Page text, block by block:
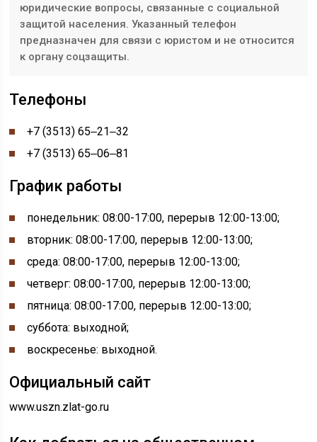
юридические вопросы, связанные с социальной
защитой населения. Указанный телефон
предназначен для связи с юристом и не относится
к органу соцзащиты.
Телефоны
+7 (3513) 65‒21‒32
+7 (3513) 65‒06‒81
График работы
понедельник:08:00-17:00, перерыв 12:00-13:00;
вторник: 08:00-17:00, перерыв 12:00-13:00;
среда: 08:00-17:00, перерыв 12:00-13:00;
четверг: 08:00-17:00, перерыв 12:00-13:00;
пятница: 08:00-17:00, перерыв 12:00-13:00;
суббота: выходной;
воскресенье: выходной.
Официальный сайт
www.uszn.zlat-go.ru